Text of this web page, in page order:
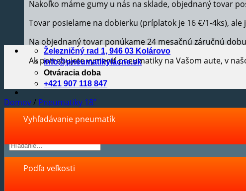
Nakoľko máme gumy u nás na sklade, objednaný tovar
Tovar posielame na dobierku (príplatok je 16 €/1-4ks),
Na objednaný tovar ponúkame 24 mesačnú záručnú
Ak potrebujete vymeniť pneumatiky na Vašom aute, v
Železničný rad 1, 946 03 Kolárovo
info@pneumatikylacne.sk
Otváracia doba
+421 907 118 847
Domov/ Pneumatiky 18"
Vyhľadávanie pneumatík
Podľa veľkosti